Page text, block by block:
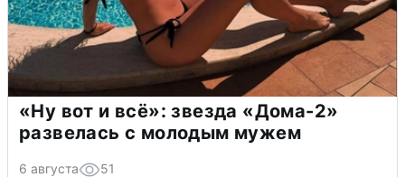
«Ну вот и всё»: звезда «Дома-2»
развелась с молодым мужем
6 августа 51